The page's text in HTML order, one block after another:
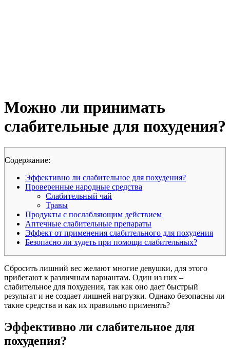
Можно ли принимать
слабительные для похудения?
Cодержание:
Эффективно ли слабительное для похудения?
Проверенные народные средства
Слабительный чай
Травы
Продукты с послабляющим действием
Аптечные слабительные препараты
Эффект от применения слабительного для похудения
Безопасно ли худеть при помощи слабительных?
Сбросить лишний вес желают многие девушки, для этого
прибегают к различным вариантам. Один из них –
слабительное для похудения, так как оно дает быстрый
результат и не создает лишней нагрузки. Однако безопасны ли
такие средства и как их правильно применять?
Эффективно ли слабительное для
похудения?